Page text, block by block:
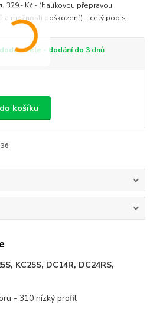
329,- Kč,- (balíkovou přepravou
a možnosti poškození). celý popis
- dodání do 3 dnů
košíku
KC25S, DC14R, DC24RS,
- 310 nízký profil